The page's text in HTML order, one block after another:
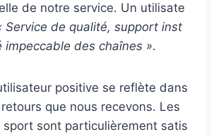
de notre service. Un utilisate
Service de qualité, support inst
impeccable des chaînes ».
positive se reflète dans
que nous recevons. Les
sport sont particulièrement satis